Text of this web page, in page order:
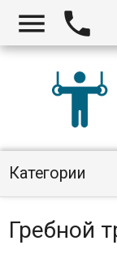
 
Категории
Гребной